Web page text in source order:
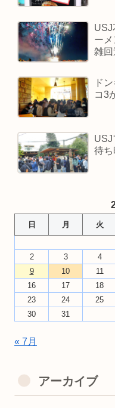
USJ
ー
雑
ド
コ3
USJ
待
日 月 火
2
3 4
9
10 11
16
17 18
23
24 25
30
31
« 7月
アーカイブ